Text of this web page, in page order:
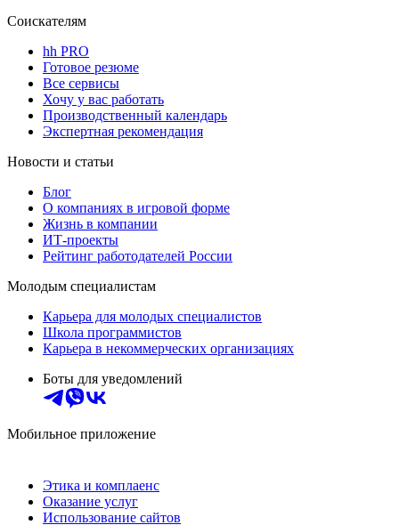
Соискателям
hh PRO
Готовое резюме
Все сервисы
Хочу у вас работать
Производственный календарь
Экспертная рекомендация
Новости и статьи
Блог
О компаниях в игровой форме
Жизнь в компании
ИТ-проекты
Рейтинг работодателей России
Молодым специалистам
Карьера для молодых специалистов
Школа программистов
Карьера в некоммерческих организациях
Боты для уведомлений
Мобильное приложение
Этика и комплаенс
Оказание услуг
Использование сайтов